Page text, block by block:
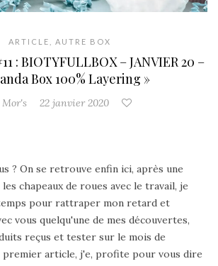
ARTICLE AUTRE BOX
: BIOTYFULLBOX – JANVIER 20 –
Box 100% Layering »
Mor's 22 janvier 2020
? On se retrouve enfin ici, après une
chapeaux de roues avec le travail, je
pour rattraper mon retard et
vous quelqu'une de mes découvertes,
reçus et tester sur le mois de
premier article, j'e, profite pour vous dire